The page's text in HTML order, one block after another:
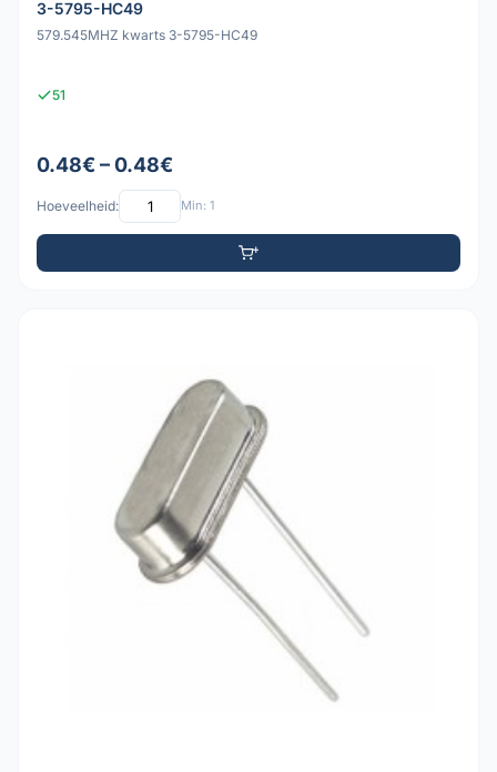
3-5795-HC49
579.545MHZ kwarts 3-5795-HC49
51
0.48€ – 0.48€
Hoeveelheid: Min: 1